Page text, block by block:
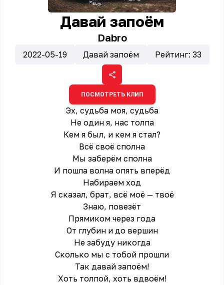
Давай запоём
Dabro
2022-05-19 Давай запоём Рейтинг: 33
ПОСМОТРЕТЬ КЛИП
Эх, судьба моя, судьба
Не один я, нас толпа
Кем я был, и кем я стал?
Всё своё сполна
Мы заберём сполна
И пошла волна опять вперёд
Набираем ход
Я сказал, брат, всё моё — твоё
Знаю, повезёт
Прямиком через года
От глубин и до вершин
Не забуду никогда
Сколько мы с тобой прошли
Так давай запоём!
Хоть толпой, хоть вдвоём!